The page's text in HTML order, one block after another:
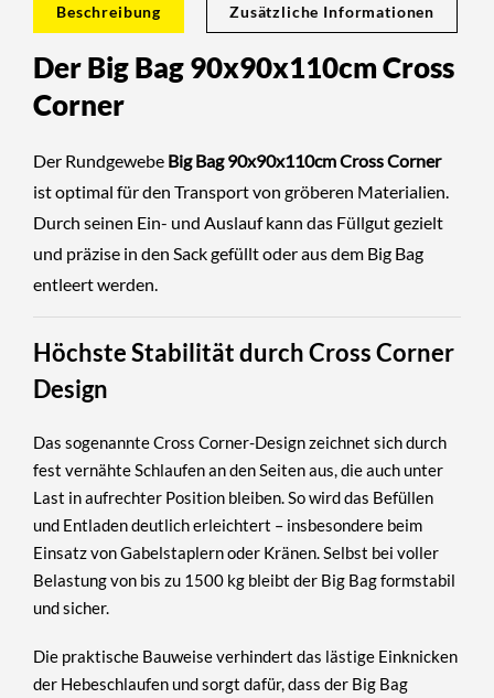
Beschreibung Zusätzliche Informationen
Der Big Bag 90x90x110cm Cross
Corner
Der Rundgewebe Big Bag 90x90x110cm Cross Corner
ist optimal für den Transport von gröberen Materialien.
Durch seinen Ein- und Auslauf kann das Füllgut gezielt
und präzise in den Sack gefüllt oder aus dem Big Bag
entleert werden.
Höchste Stabilität durch Cross Corner
Design
Das sogenannteCross Corner-Designzeichnet sich durch
fest vernähte Schlaufen an den Seiten aus, die auch unter
Last in aufrechter Position bleiben. So wird das Befüllen
und Entladen deutlich erleichtert – insbesondere beim
Einsatz von Gabelstaplern oder Kränen. Selbst bei voller
Belastung von bis zu 1500 kg bleibt der Big Bag formstabil
und sicher.
Die praktische Bauweise verhindert das lästige Einknicken
der Hebeschlaufen und sorgt dafür, dass der Big Bag